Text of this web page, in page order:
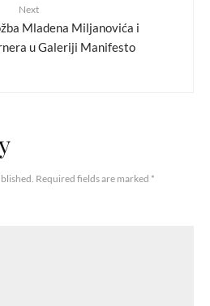
Next
Mladena Miljanovića i
u Galeriji Manifesto
Required fields are marked *